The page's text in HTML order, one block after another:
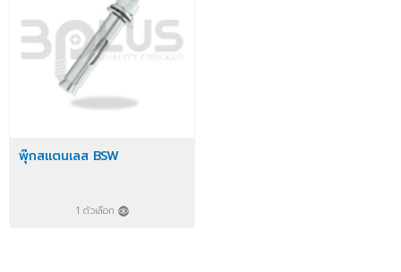
พุ๊กสแตนเลส BSW
1 ตัวเลือก